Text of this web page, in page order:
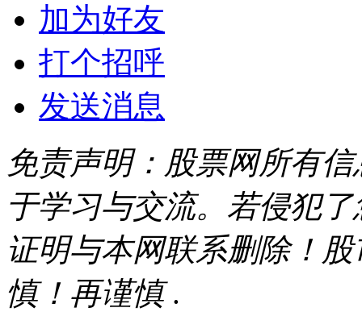
加为好友
打个招呼
发送消息
免责声明：股票网所有
于学习与交流。若侵犯
证明与本网联系删除！
慎！再谨慎 .